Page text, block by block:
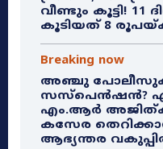
വീണ്ടും കൂട്ടി! 11
കൂടിയത് 8
Breaking now
അഞ്ചു
സസ്‌പെൻഷൻ?
എം.ആർ
കസേര
ആഭ്യന്തര